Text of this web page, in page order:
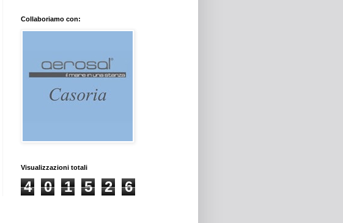
Collaboriamo con:
Visualizzazioni totali
4 0 1 5 2 6